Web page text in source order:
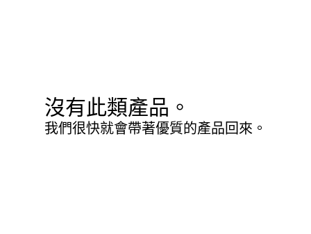
沒有此類產品。
我們很快就會帶著優質的產品回來。